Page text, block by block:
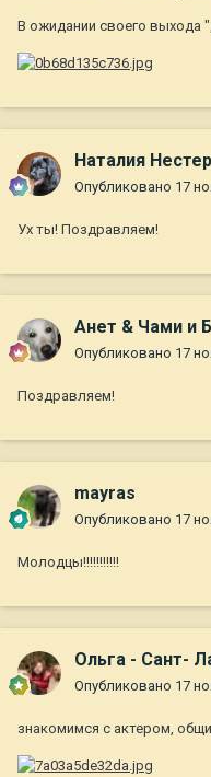
В ожидании своего выхода
Наталия
Опубликовано 17
Ух ты! Поздравляем!
Анет & Чами и
Опубликовано 17
Поздравляем!
mayras
Опубликовано 17
Молодцы!!!!!!!!!!!
Ольга - Сант-
Опубликовано 17
знакомимся с актером,